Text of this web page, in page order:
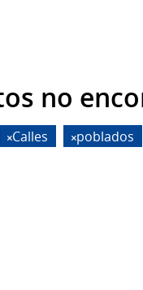
no
Calles poblados